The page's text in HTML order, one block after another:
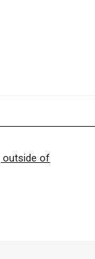
outside of